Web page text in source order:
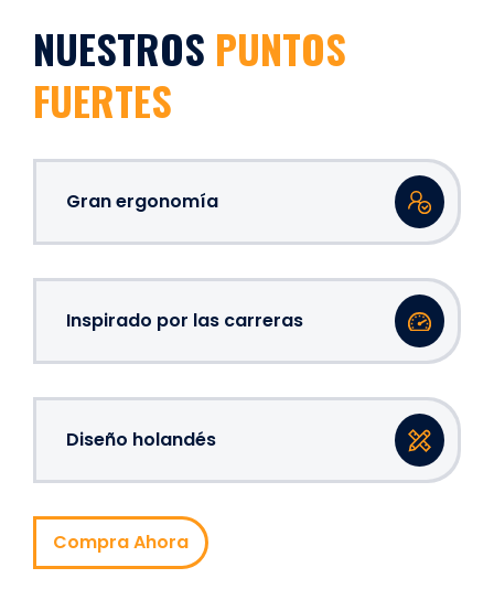
NUESTROS PUNTOS
FUERTES
Gran ergonomía
Inspirado por las carreras
Diseño holandés
Compra Ahora